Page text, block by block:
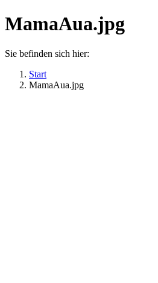
MamaAua.jpg
Sie befinden sich hier:
Start
MamaAua.jpg